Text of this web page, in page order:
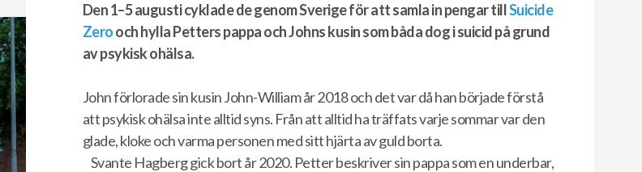
Den 1–5 augusti cyklade de genom Sverige för att samla in pengar tillSuicide
Zerooch hylla Petters pappa och Johns kusin som båda dog i suicid på grund
av psykisk ohälsa.
John förlorade sin kusin John-William år 2018 och det var då han började förstå
att psykisk ohälsa inte alltid syns. Från att alltid ha träffats varje sommar var den
glade, kloke och varma personen med sitt hjärta av guld borta.
Svante Hagberg gick bort år 2020. Petter beskriver sin pappa som en underbar,